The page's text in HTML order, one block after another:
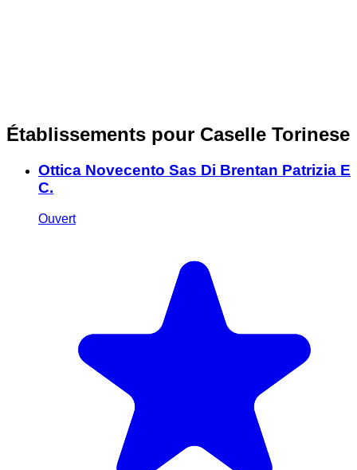
Établissements pour Caselle Torinese
Ottica Novecento Sas Di Brentan Patrizia E
C.
Ouvert